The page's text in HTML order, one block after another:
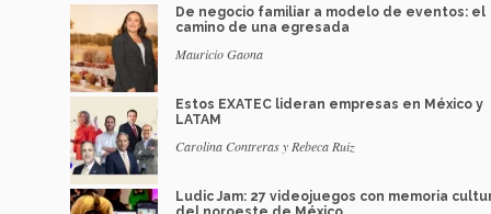
De negocio familiar a modelo de eventos: el
camino de una egresada
Mauricio Gaona
Estos EXATEC lideran empresas en México y
LATAM
Carolina Contreras y Rebeca Ruiz
Ludic Jam: 27 videojuegos con memoria